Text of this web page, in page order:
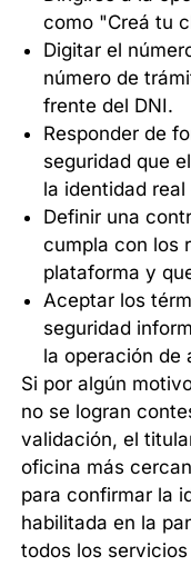
como "Creá tu
Digitar el
número de
frente del DNI.
Responder de
seguridad que
la identidad real
Definir una
cumpla con los
plataforma y
Aceptar los
seguridad
la operación de
Si por algún
no se logran
validación, el
oficina más
para confirmar la
habilitada en la
todos los